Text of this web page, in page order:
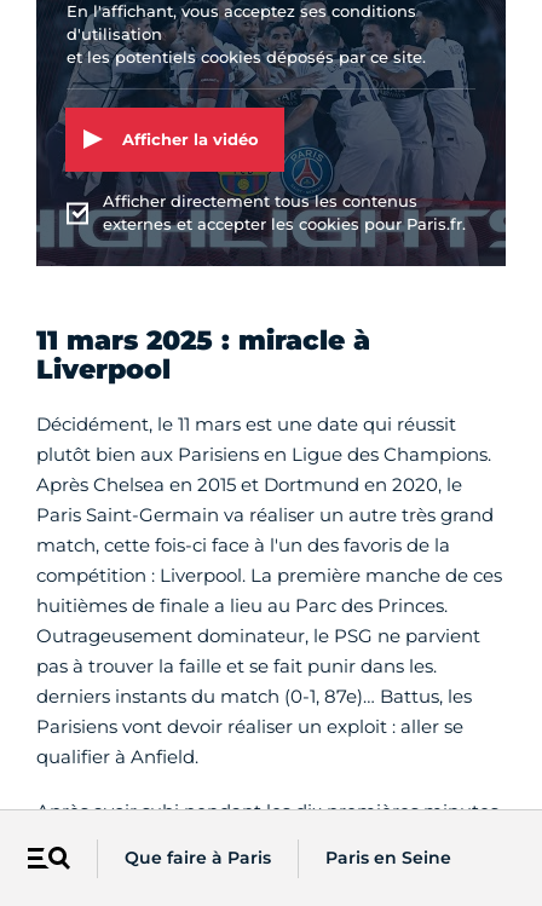
Menu Que faire à Paris Paris en Seine
En l'affichant, vous acceptez ses conditions
d'utilisation
et les potentiels cookies déposés par ce site.
Afficher la vidéo
Afficher directement tous les contenus
externes et accepter les cookies pour Paris.fr.
11 mars 2025 : miracle à
Liverpool
Décidément, le 11 mars est une date qui réussit
plutôt bien aux Parisiens en Ligue des Champions.
Après Chelsea en 2015 et Dortmund en 2020, le
Paris Saint-Germain va réaliser un autre très grand
match, cette fois-ci face à l'un des favoris de la
compétition : Liverpool. La première manche de ces
huitièmes de finale a lieu au Parc des Princes.
Outrageusement dominateur, le PSG ne parvient
pas à trouver la faille et se fait punir dans les.
derniers instants du match (0-1, 87e)… Battus, les
Parisiens vont devoir réaliser un exploit : aller se
qualifier à Anfield.
Après avoir subi pendant les dix premières minutes,
le PSG se déploie en contre et ouvre le score par
l'intermédiaire d'Ousmane Dembélé (1-0, 12e). Avec